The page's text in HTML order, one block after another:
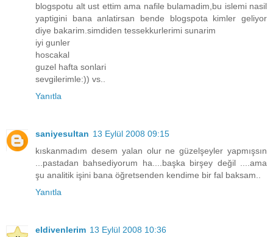
blogspotu alt ust ettim ama nafile bulamadim,bu islemi nasil
yaptigini bana anlatirsan bende blogspota kimler geliyor
diye bakarim.simdiden tessekkurlerimi sunarim
iyi gunler
hoscakal
guzel hafta sonlari
sevgilerimle:)) vs..
Yanıtla
saniyesultan 13 Eylül 2008 09:15
kıskanmadım desem yalan olur ne güzelşeyler yapmışsın
...pastadan bahsediyorum ha....başka birşey değil ....ama
şu analitik işini bana öğretsenden kendime bir fal baksam..
Yanıtla
eldivenlerim 13 Eylül 2008 10:36